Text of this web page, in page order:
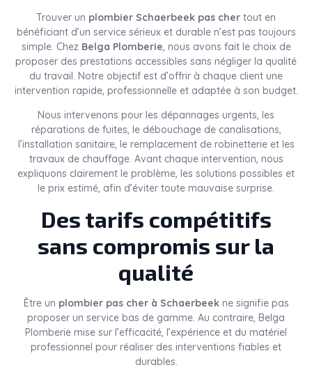
Trouver un plombier Schaerbeek pas cher tout en
bénéficiant d’un service sérieux et durable n’est pas toujours
simple. Chez Belga Plomberie , nous avons fait le choix de
proposer des prestations accessibles sans négliger la qualité
du travail. Notre objectif est d’offrir à chaque client une
intervention rapide, professionnelle et adaptée à son budget.
Nous intervenons pour les dépannages urgents, les
réparations de fuites, le débouchage de canalisations,
l’installation sanitaire, le remplacement de robinetterie et les
travaux de chauffage. Avant chaque intervention, nous
expliquons clairement le problème, les solutions possibles et
le prix estimé, afin d’éviter toute mauvaise surprise.
Des tarifs compétitifs
sans compromis sur la
qualité
Être un plombier pas cher à Schaerbeekne signifie pas
proposer un service bas de gamme. Au contraire, Belga
Plomberie mise sur l’efficacité, l’expérience et du matériel
professionnel pour réaliser des interventions fiables et
durables.